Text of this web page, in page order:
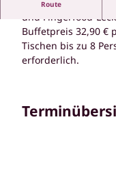
Route
und Fingerfood-
Buffetpreis 32,90 €
Tischen bis zu 8
erforderlich.